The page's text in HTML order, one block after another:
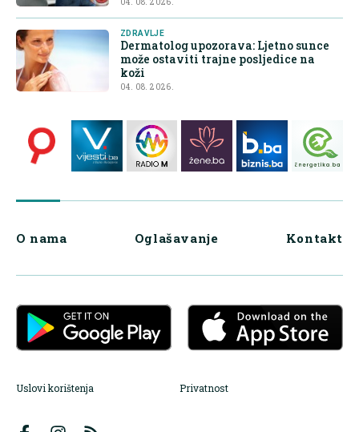
04. 08. 2026.
ZDRAVLJE
Dermatolog upozorava: Ljetno sunce
može ostaviti trajne posljedice na
koži
04. 08. 2026.
O nama Oglašavanje Kontakt
Uslovi korištenja Privatnost